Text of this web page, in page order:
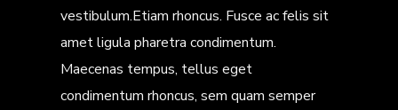
vestibulum.Etiam rhoncus. Fusce ac felis sit
amet ligula pharetra condimentum.
Maecenas tempus, tellus eget
condimentum rhoncus, sem quam semper